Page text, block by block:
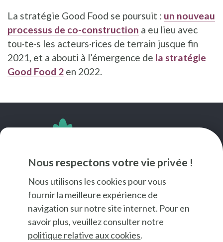
Nous respectons votre vie privée !
Nous utilisons les cookies pour vous
fournir la meilleure expérience de
navigation sur notre site internet. Pour en
savoir plus, veuillez consulter notre
politique relative aux cookies.
La stratégie Good Food se poursuit : un nouveau
processus de co-construction a eu lieu avec
tou·te·s les acteurs·rices de terrain jusque fin
2021, et a abouti à l’émergence de la stratégie
Good Food 2 en 2022.